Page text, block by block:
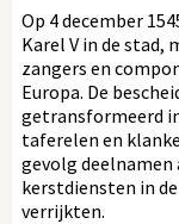
Op 4 december
Karel V in de stad,
zangers en
Europa. De
getransformeerd
taferelen en
gevolg deelnamen
kerstdiensten in
verrijkten.